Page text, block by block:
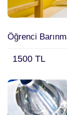
Öğrenci
1500 TL